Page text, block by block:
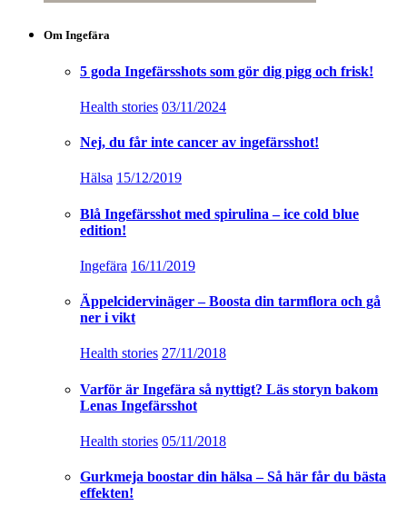
Om Ingefära
5 goda Ingefärsshots som gör dig pigg och frisk!
Health stories 03/11/2024
Nej, du får inte cancer av ingefärsshot!
Hälsa 15/12/2019
Blå Ingefärsshot med spirulina – ice cold blue
edition!
Ingefära 16/11/2019
Äppelcidervinäger – Boosta din tarmflora och gå
ner i vikt
Health stories 27/11/2018
Varför är Ingefära så nyttigt? Läs storyn bakom
Lenas Ingefärsshot
Health stories 05/11/2018
Gurkmeja boostar din hälsa – Så här får du bästa
effekten!